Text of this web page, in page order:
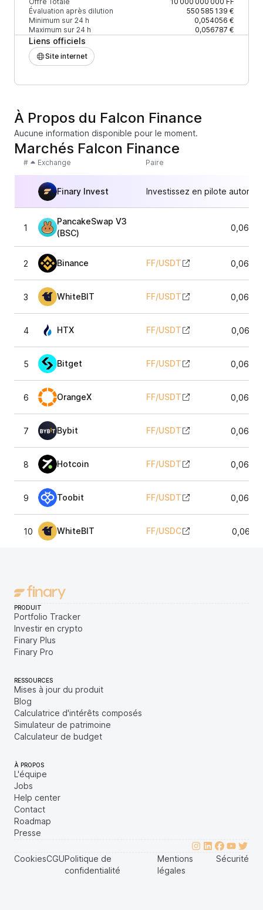
Évaluation après dilution
550 585 139 €
Minimum sur 24 h
0,054056 €
Maximum sur 24 h
0,056787 €
Liens officiels
Site internet
À Propos du Falcon Finance
Aucune information disponible pour le moment.
Marchés Falcon Finance
# Exchange Paire
Finary Invest Investissez en pilote
1
PancakeSwap V3
(BSC)
2 Binance FF/USDT
3 WhiteBIT FF/USDT
4 HTX FF/USDT
5 Bitget FF/USDT
6 OrangeX FF/USDT
7 Bybit FF/USDT
8 Hotcoin FF/USDT
9 Toobit FF/USDT
10 WhiteBIT FF/USDC
PRODUIT
Portfolio Tracker
Investir en crypto
Finary Plus
Finary Pro
RESSOURCES
Mises à jour du produit
Blog
Calculatrice d'intérêts composés
Simulateur de patrimoine
Calculateur de budget
À PROPOS
L'équipe
Jobs
Help center
Contact
Roadmap
Presse
CookiesCGUPolitique de
confidentialité
Mentions
légales
Sécurité